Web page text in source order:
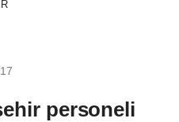
personeli